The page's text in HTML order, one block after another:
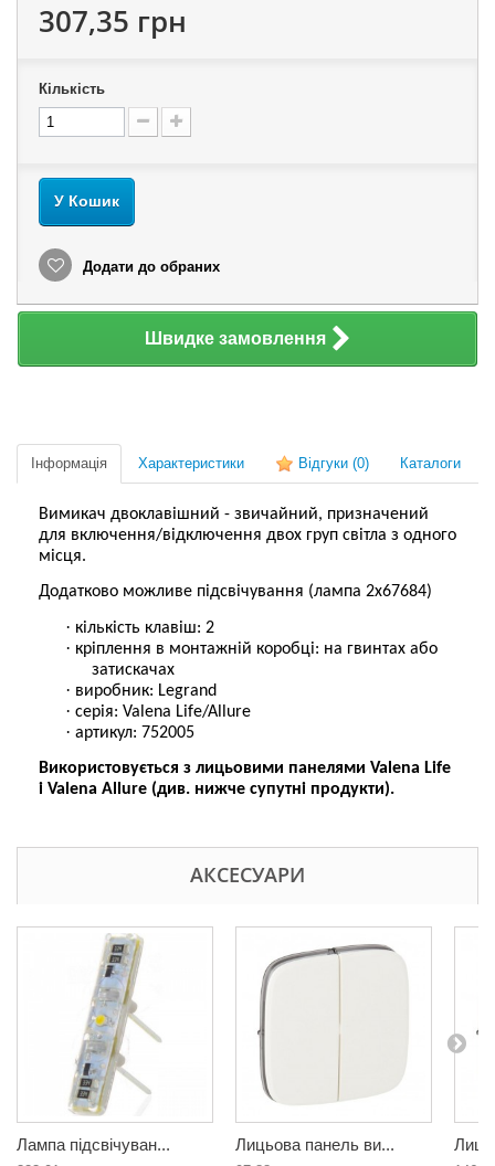
307,35 грн
Кількість
У Кошик
Додати до обраних
Швидке замовлення
Інформація Характеристики Відгуки (0) Каталоги
Вимикач двоклавішний - звичайний, призначений
для включення/відключення двох груп світла з одного
місця.
Додатково можливе підсвічування (лампа 2х67684)
· кількість клавіш: 2
· кріплення в монтажній коробці: на гвинтах або
затискачах
· виробник: Legrand
· серія: Valena Life/Allure
· артикул: 752005
Використовується з лицьовими панелями Valena Life
і Valena Allure (див. нижче супутні продукти).
АКСЕСУАРИ
Лампа підсвічуван... Лицьова панель ви...